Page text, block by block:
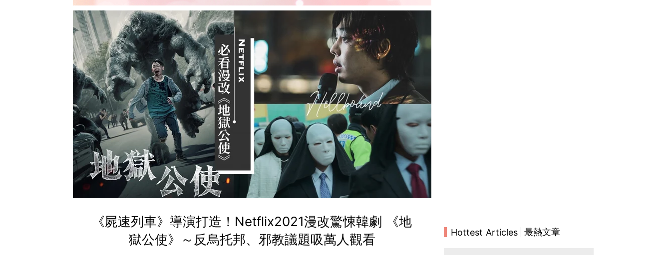
《屍速列車》導演打造！Netflix2021漫改驚悚韓劇 《地
獄公使》～反烏托邦、邪教議題吸萬人觀看
Hottest Articles 最熱文章